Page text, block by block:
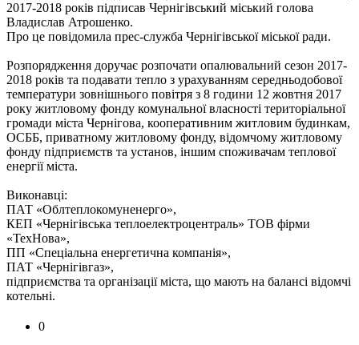
2017-2018 років підписав Чернігівський міський голова
Владислав Атрошенко.
Про це повідомила прес-служба Чернігівської міської ради.
Розпорядження доручає розпочати опалювальний сезон 2017-
2018 років та подавати тепло з урахуванням середньодобової
температури зовнішнього повітря з 8 години 12 жовтня 2017
року житловому фонду комунальної власності територіальної
громади міста Чернігова, кооперативним житловим будинкам,
ОСББ, приватному житловому фонду, відомчому житловому
фонду підприємств та установ, іншим споживачам теплової
енергії міста.
Виконавці:
ПАТ «Облтеплокомуненерго»,
КЕП «Чернігівська теплоелектроцентраль» ТОВ фірми
«ТехНова»,
ПП «Спеціальна енергетична компанія»,
ПАТ «Чернігівгаз»,
підприємства та організації міста, що мають на балансі відомчі
котельні.
0